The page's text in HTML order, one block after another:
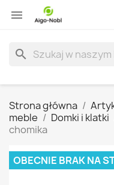

search
Strona główna
meble
Domki i klatki
chomika
OBECNIE BRAK NA